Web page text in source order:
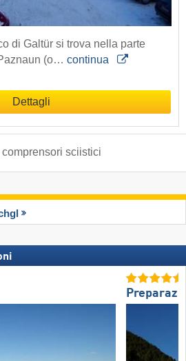
di Galtür si trova nella parte
(o… continua
Dettagli
comprensori sciistici